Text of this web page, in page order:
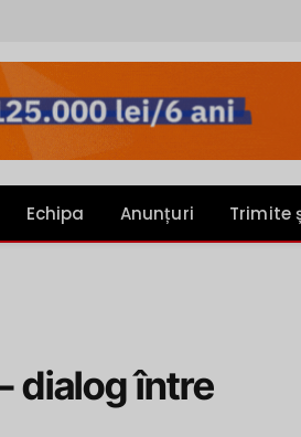
Echipa Anunțuri Trimite
dialog între